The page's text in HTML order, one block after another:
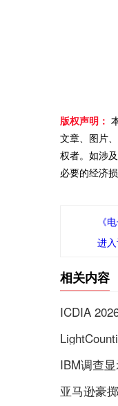
版权声明：
文章、图片
权者。如涉
必要的经济
《
进
相关内容
ICDIA
IBM调查
亚马逊豪